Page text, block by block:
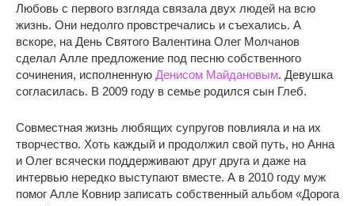
Любовь с первого взгляда связала двух людей на всю
жизнь. Они недолго провстречались и съехались. А
вскоре, на День Святого Валентина Олег Молчанов
сделал Алле предложение под песню собственного
сочинения, исполненную Денисом Майдановым. Девушка
согласилась. В 2009 году в семье родился сын Глеб.
Совместная жизнь любящих супругов повлияла и на их
творчество. Хоть каждый и продолжил свой путь, но Анна
и Олег всячески поддерживают друг друга и даже на
интервью нередко выступают вместе. А в 2010 году муж
помог Алле Ковнир записать собственный альбом «Дорога